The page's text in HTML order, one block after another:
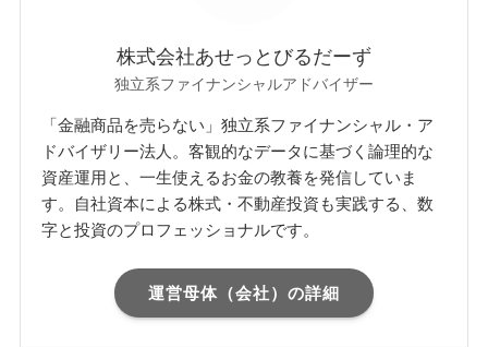
株式会社あせっとびるだーず
独立系ファイナンシャルアドバイザー
「金融商品を売らない」独立系ファイナンシャル・ア
ドバイザリー法人。客観的なデータに基づく論理的な
資産運用と、一生使えるお金の教養を発信していま
す。自社資本による株式・不動産投資も実践する、数
字と投資のプロフェッショナルです。
運営母体（会社）の詳細